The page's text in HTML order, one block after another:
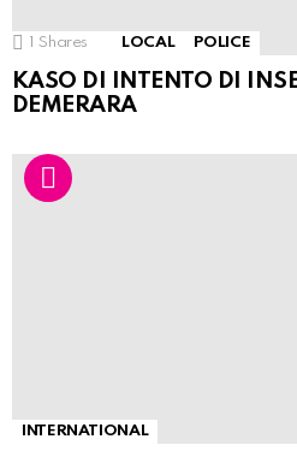
1 Shares LOCAL POLICE
KASO DI INTENTO DI
DEMERARA
INTERNATIONAL